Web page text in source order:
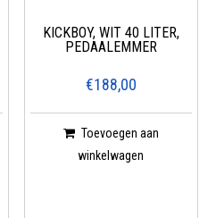
KICKBOY, WIT 40 LITER,
PEDAALEMMER
€188,00
Toevoegen aan
winkelwagen